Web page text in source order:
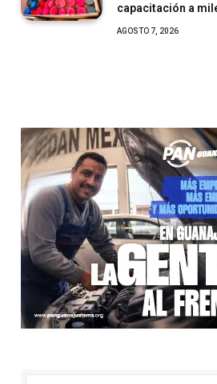
capacitación a
AGOSTO 7, 2026